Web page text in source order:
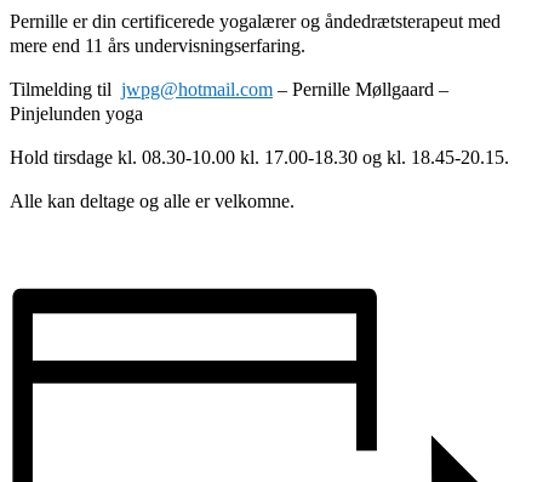
Pernille er din certificerede yogalærer og åndedrætsterapeut med
mere end 11 års undervisningserfaring.
Tilmelding til jwpg@hotmail.com – Pernille Møllgaard –
Pinjelunden yoga
Hold tirsdage kl. 08.30-10.00 kl. 17.00-18.30 og kl. 18.45-20.15.
Alle kan deltage og alle er velkomne.